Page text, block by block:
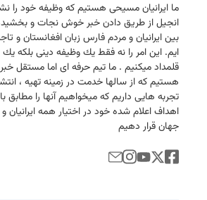
ما ایرانیان مسیحی هستیم كه وظیفه خود را
انجیل از طریق دادن خبر خوش نجات و
بین ایرانیان و مردم فارس زبان افغانستان و
ایم. این امر را نه فقط یك وظیفه دینی بلكه
قلمداد میكنیم . ما تیم حرفه ای اما مستقل
هستیم كه از سالها خدمت در زمینه تهیه ،
تجربه هایی داریم كه میخواهیم آنها را مطابق
اهداف اعلام شده خود در اختیار همه ایرانیان
جهان قرار دهیم